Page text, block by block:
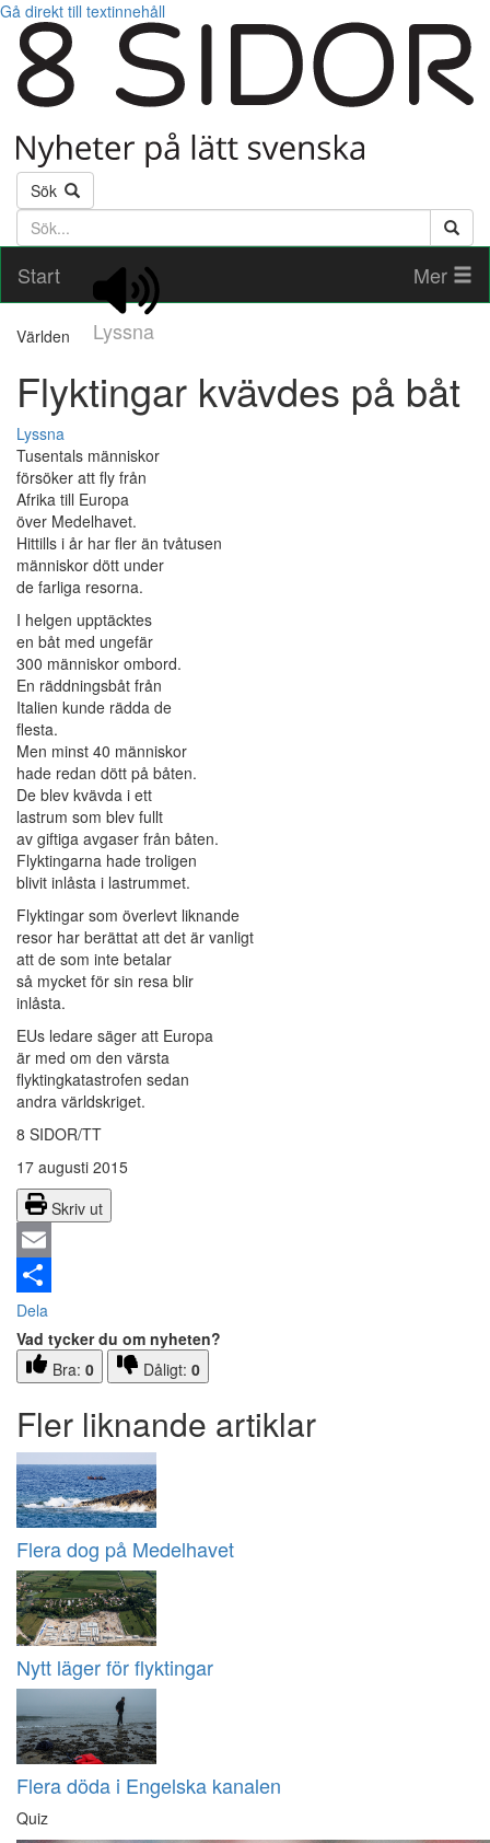
Gå direkt till textinnehåll
Sök
Söktext
Start
Lyssna
Mer
Världen
Flyktingar kvävdes på båt
Lyssna
Tusentals människor
försöker att fly från
Afrika till Europa
över Medelhavet.
Hittills i år har fler än tvåtusen
människor dött under
de farliga resorna.
I helgen upptäcktes
en båt med ungefär
300 människor ombord.
En räddningsbåt från
Italien kunde rädda de
flesta.
Men minst 40 människor
hade redan dött på båten.
De blev kvävda i ett
lastrum som blev fullt
av giftiga avgaser från båten.
Flyktingarna hade troligen
blivit inlåsta i lastrummet.
Flyktingar som överlevt liknande
resor har berättat att det är vanligt
att de som inte betalar
så mycket för sin resa blir
inlåsta.
EUs ledare säger att Europa
är med om den värsta
flyktingkatastrofen sedan
andra världskriget.
8 SIDOR/TT
17 augusti 2015
Skriv ut
Email
Dela
Vad tycker du om nyheten?
Bra: 0 Dåligt: 0
Fler liknande artiklar
Flera dog på Medelhavet
Nytt läger för flyktingar
Flera döda i Engelska kanalen
Quiz